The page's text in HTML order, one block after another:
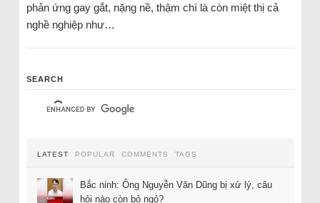
phản ứng gay gắt, nặng nề, thậm chí là còn miệt thị cả
nghề nghiệp như…
SEARCH
LATEST POPULAR COMMENTS TAGS
Bắc ninh: Ông Nguyễn Văn Dũng bị xử lý, câu
hỏi nào còn bỏ ngỏ?